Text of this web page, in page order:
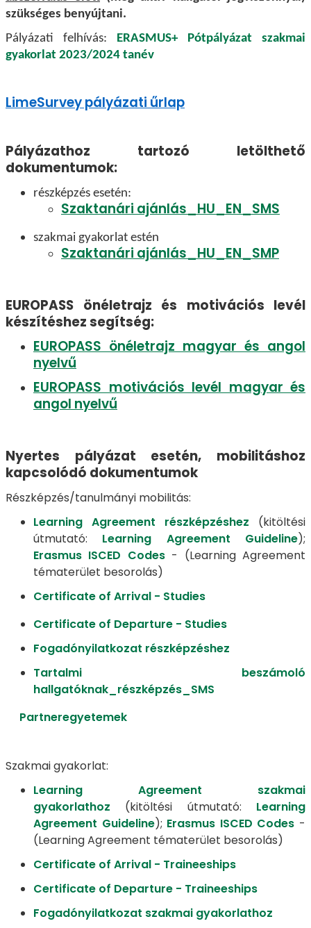
szükséges benyújtani.
Pályázati felhívás:
ERASMUS+ Pótpályázat szakmai
gyakorlat 2023/2024 tanév
LimeSurvey pályázati űrlap
Pályázathoz tartozó letölthető
dokumentumok:
részképzés esetén:
Szaktanári ajánlás_HU_EN_SMS
szakmai gyakorlat estén
Szaktanári ajánlás_HU_EN_SMP
EUROPASS önéletrajz és motivációs levél
készítéshez segítség:
EUROPASS önéletrajz magyar és angol
nyelvű
EUROPASS motivációs levél magyar és
angol nyelvű
Nyertes pályázat esetén, mobilitáshoz
kapcsolódó dokumentumok
Részképzés/tanulmányi mobilitás:
Learning Agreement részképzéshez (kitöltési
útmutató: Learning Agreement Guideline);
Erasmus ISCED Codes- (Learning Agreement
tématerület besorolás)
Certificate of Arrival - Studies
Certificate of Departure - Studies
Fogadónyilatkozat részképzéshez
Tartalmi beszámoló
hallgatóknak_részképzés_SMS
Partneregyetemek
Szakmai gyakorlat:
Learning Agreement szakmai
gyakorlathoz (kitöltési útmutató: Learning
Agreement Guideline); Erasmus ISCED Codes -
(Learning Agreement tématerület besorolás)
Certificate of Arrival - Traineeships
Certificate of Departure - Traineeships
Fogadónyilatkozat szakmai gyakorlathoz